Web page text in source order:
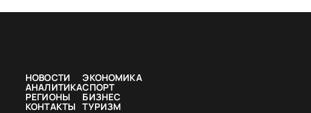
НОВОСТИ
АНАЛИТИКА
РЕГИОНЫ
КОНТАКТЫ
ЭКОНОМИКА
СПОРТ
БИЗНЕС
ТУРИЗМ